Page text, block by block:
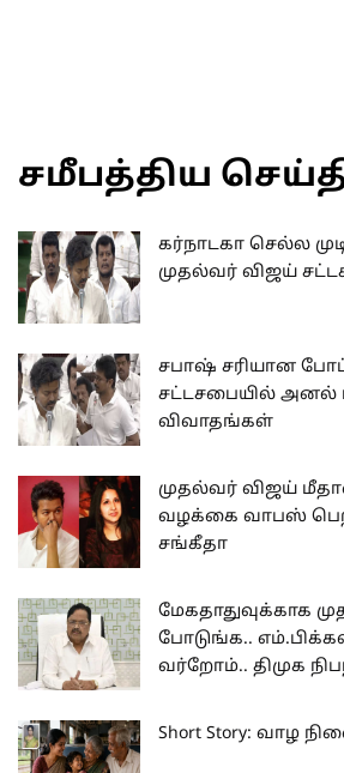
சமீபத்திய
கர்நாடகா செல்ல
முதல்வர் விஜய்
சபாஷ் சரியான
சட்டசபையில் அனல்
விவாதங்கள்
முதல்வர் விஜய்
வழக்கை வாபஸ்
சங்கீதா
மேகதாதுவுக்காக
போடுங்க..
வர்றோம்.. திமுக
Short Story: வாழ